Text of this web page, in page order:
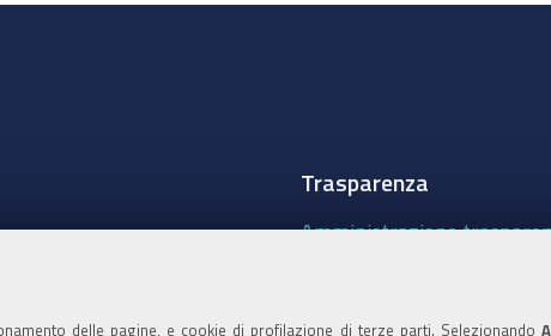
delle pagine, e cookie di profilazione di terze parti. Selezionando
Trasparenza
Amministrazione
Pubblicità Legale